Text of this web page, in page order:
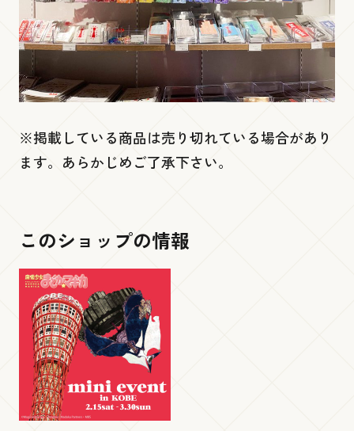
※掲載している商品は売り切れている場合があり
ます。あらかじめご了承下さい。
このショップの情報